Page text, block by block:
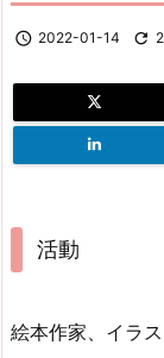
 2022-01-14 
活動
絵本作家、イラ